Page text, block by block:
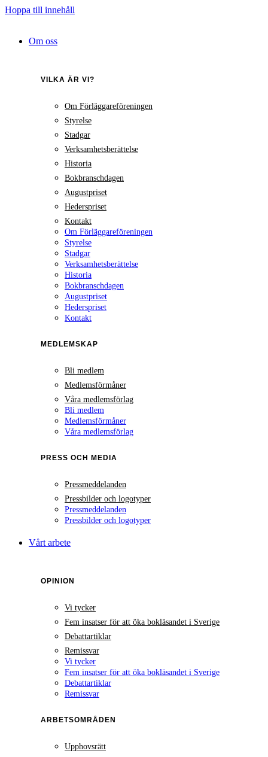
Hoppa till innehåll
Om oss
VILKA ÄR VI?
Om Förläggareföreningen
Styrelse
Stadgar
Verksamhetsberättelse
Historia
Bokbranschdagen
Augustpriset
Hederspriset
Kontakt
Om Förläggareföreningen
Styrelse
Stadgar
Verksamhetsberättelse
Historia
Bokbranschdagen
Augustpriset
Hederspriset
Kontakt
MEDLEMSKAP
Bli medlem
Medlemsförmåner
Våra medlemsförlag
Bli medlem
Medlemsförmåner
Våra medlemsförlag
PRESS OCH MEDIA
Pressmeddelanden
Pressbilder och logotyper
Pressmeddelanden
Pressbilder och logotyper
Vårt arbete
OPINION
Vi tycker
Fem insatser för att öka bokläsandet i Sverige
Debattartiklar
Remissvar
Vi tycker
Fem insatser för att öka bokläsandet i Sverige
Debattartiklar
Remissvar
ARBETSOMRÅDEN
Upphovsrätt